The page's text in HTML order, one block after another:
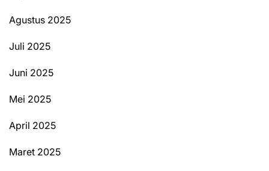
Agustus 2025
Juli 2025
Juni 2025
Mei 2025
April 2025
Maret 2025